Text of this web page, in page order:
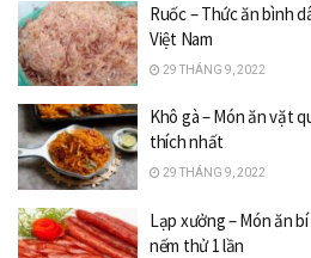
Ruốc – Thức ăn bình
Việt Nam
29 THÁNG 9, 2022
Khô gà – Món ăn vặt
thích nhất
29 THÁNG 9, 2022
Lạp xưởng – Món ăn
nếm thử 1 lần